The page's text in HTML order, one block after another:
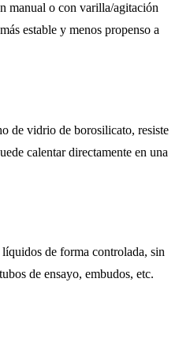
manual o con varilla/agitación
estable y menos propenso a
de vidrio de borosilicato, resiste
calentar directamente en una
de forma controlada, sin
de ensayo, embudos, etc.